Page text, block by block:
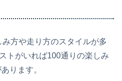
方や走り方のスタイルが多
トがいれば100通りの楽しみ
ります。